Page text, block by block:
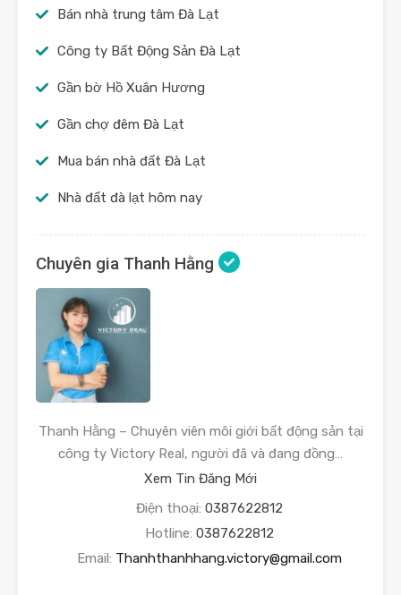
Bán nhà trung tâm Đà Lạt
Công ty Bất Động Sản Đà Lạt
Gần bờ Hồ Xuân Hương
Gần chợ đêm Đà Lạt
Mua bán nhà đất Đà Lạt
Nhà đất đà lạt hôm nay
Chuyên gia Thanh Hằng
Thanh Hằng – Chuyên viên môi giới bất động sản tại
công ty Victory Real, người đã và đang đồng…
Xem Tin Đăng Mới
Điện thoại: 0387622812
Hotline: 0387622812
Email: Thanhthanhhang.victory@gmail.com